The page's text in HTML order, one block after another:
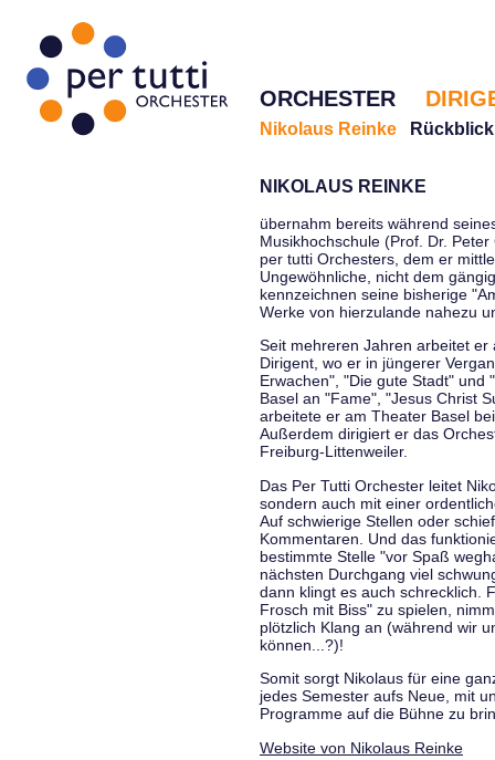
ORCHESTER
Nikolaus Reinke Rückblick
NIKOLAUS REINKE
übernahm bereits während
Musikhochschule (Prof. Dr.
per tutti Orchesters, dem er
Ungewöhnliche, nicht dem
kennzeichnen seine bisherige
Werke von hierzulande nahezu
Seit mehreren Jahren arbeitet
Dirigent, wo er in jüngerer
Erwachen", "Die gute Stadt" und
Basel an "Fame", "Jesus Christ
arbeitete er am Theater Basel
Außerdem dirigiert er das
Freiburg-Littenweiler.
Das Per Tutti Orchester leitet
sondern auch mit einer
Auf schwierige Stellen oder
Kommentaren. Und das
bestimmte Stelle "vor Spaß
nächsten Durchgang viel
dann klingt es auch schrecklich.
Frosch mit Biss" zu spielen,
plötzlich Klang an (während wir
können...?)!
Somit sorgt Nikolaus für eine
jedes Semester aufs Neue, mit
Programme auf die Bühne zu
Website von Nikolaus Reinke